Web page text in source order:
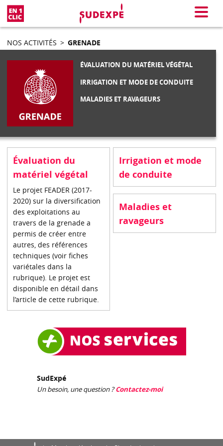
Menu
NOS ACTIVITÉS > GRENADE
ÉVALUATION DU MATÉRIEL VÉGÉTAL
IRRIGATION ET MODE DE CONDUITE
MALADIES ET RAVAGEURS
Évaluation du
matériel végétal
Le projet FEADER (2017-
2020) sur la diversification
des exploitations au
travers de la grenade a
permis de créer entre
autres, des références
techniques (voir fiches
variétales dans la
rubrique). Le projet est
disponible en détail dans
l’article de cette rubrique.
Irrigation et mode
de conduite
Maladies et
ravageurs
SudExpé
Un besoin, une question ?Contactez-moi